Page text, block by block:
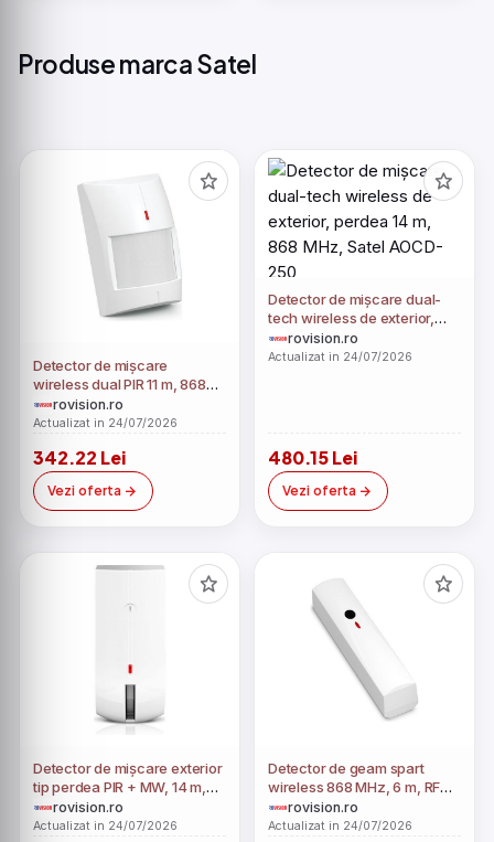
Produse marca Satel
Detector de mișcare
wireless dual PIR 11 m, 868
MHz, grad 2 EN50131, Satel
APD-100
rovision.ro
Actualizat in 24/07/2026
342.22 Lei
Vezi oferta
Detector de mișcare dual-
tech wireless de exterior,
perdea 14 m, 868 MHz, Satel
AOCD-250
rovision.ro
Actualizat in 24/07/2026
480.15 Lei
Vezi oferta
Detector de mișcare exterior
tip perdea PIR + MW, 14 m,
10°, antimasking, grad 3
EN50131, IP54, Satel AGATE
rovision.ro
Actualizat in 24/07/2026
Detector de geam spart
wireless 868 MHz, 6 m, RF
500 m, Satel AGD-100
rovision.ro
Actualizat in 24/07/2026